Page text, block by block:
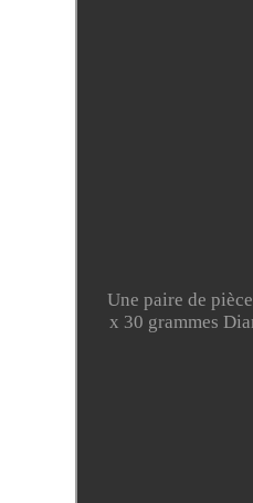
Une paire de
x 30 grammes